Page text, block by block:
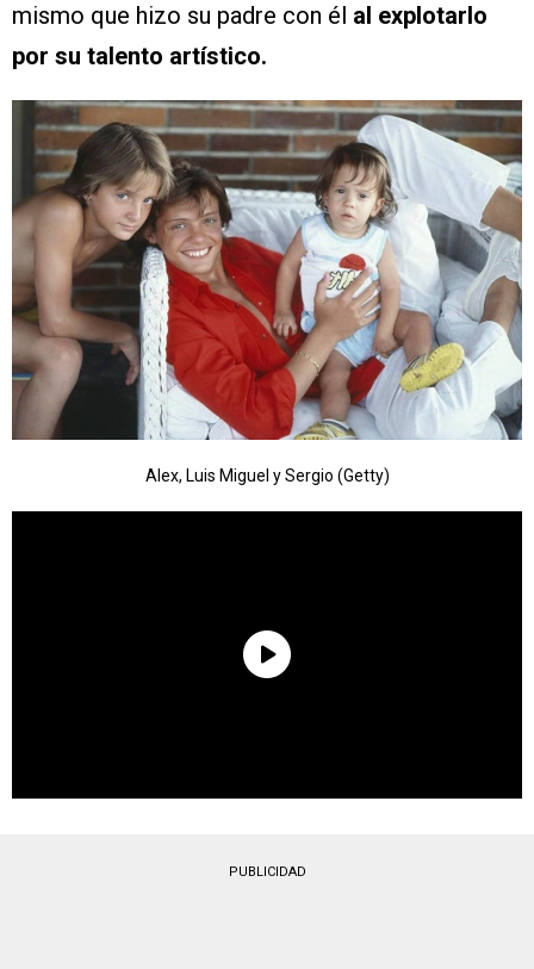
mismo que hizo su padre con él al explotarlo
por su talento artístico.
Alex, Luis Miguel y Sergio (Getty)
PUBLICIDAD